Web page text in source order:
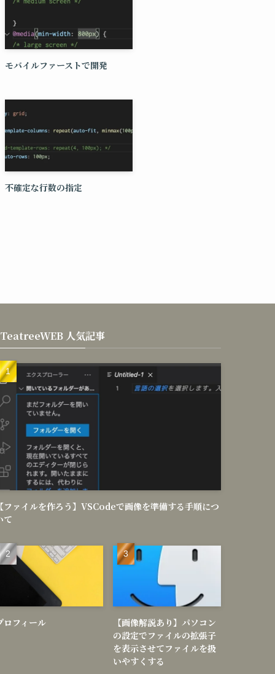
モバイルファーストで開発
不確定な行数の指定
TeatreeWEB 人気記事
【ファイルを作ろう】VSCodeで画像を準備する手順につ
て
ロフィール
【画像解説あり】パソコン
の設定でファイルの拡張子
を表示させてファイルを扱
いやすくする